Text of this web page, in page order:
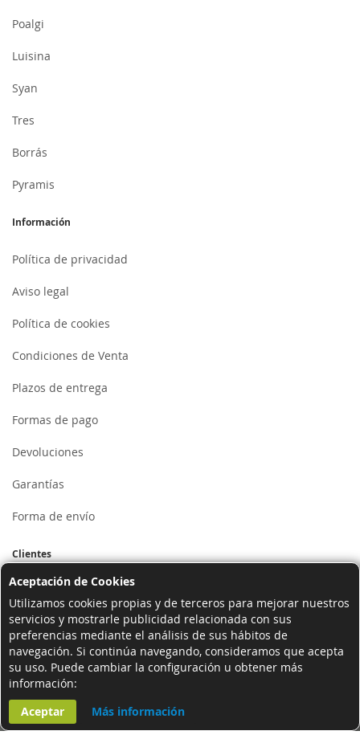
Aceptación de Cookies
Utilizamos cookies propias y de terceros para mejorar nuestros
servicios y mostrarle publicidad relacionada con sus
preferencias mediante el análisis de sus hábitos de
navegación. Si continúa navegando, consideramos que acepta
su uso. Puede cambiar la configuración u obtener más
información:
Aceptar
Más información
Poalgi
Luisina
Syan
Tres
Borrás
Pyramis
Información
Política de privacidad
Aviso legal
Política de cookies
Condiciones de Venta
Plazos de entrega
Formas de pago
Devoluciones
Garantías
Forma de envío
Clientes
Mi cuenta
Registrarse
Iniciar sesión
Contactar
© 2020 grifotienda.com - Grupo E23W Distribuciones, S.L. CIF: B98123102 -
Plaza La Safor, 3 bajo 46014 Valencia